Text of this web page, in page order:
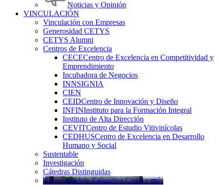
Noticias y Opinión
VINCULACIÓN
Vinculación con Empresas
Generosidad CETYS
CETYS Alumni
Centros de Excelencia
CECECentro de Excelencia en Competitividad y
Emprendimiento
Incubadora de Negocios
INNSIGNIA
CIEN
CEIDCentro de Innovación y Diseño
INFINInstituto para la Formación Integral
Instituto de Alta Dirección
CEVITCentro de Estudio Vitivinícolas
CEDHUSCentro de Excelencia en Desarrollo
Humano y Social
Sustentable
Investigación
Cátedras Distinguidas
Nuevo Modelo Educativo Conoce más